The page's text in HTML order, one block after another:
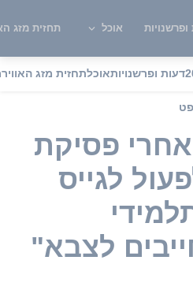
ופרשנויות אוכל תחזית מזג
דעות ופרשנויותאוכלתחזית מזג האוויר
פסיקת
לגייס
לצבא"